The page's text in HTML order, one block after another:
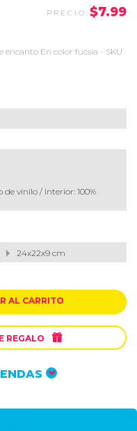
$7.99
encanto En color fucsia - SKU
de vinilo / Interior: 100%
24x22x9 cm
AL CARRITO
REGALO 